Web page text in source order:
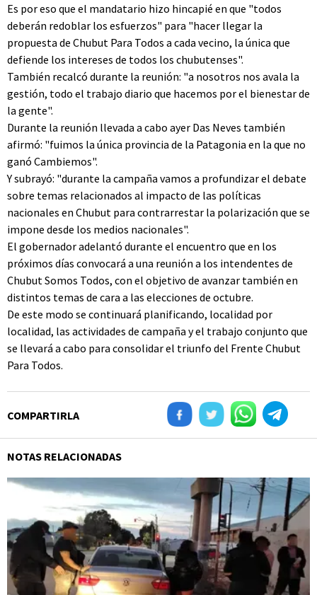
Es por eso que el mandatario hizo hincapié en que "todos
deberán redoblar los esfuerzos" para "hacer llegar la
propuesta de Chubut Para Todos a cada vecino, la única que
defiende los intereses de todos los chubutenses".
También recalcó durante la reunión: "a nosotros nos avala la
gestión, todo el trabajo diario que hacemos por el bienestar de
la gente".
Durante la reunión llevada a cabo ayer Das Neves también
afirmó: "fuimos la única provincia de la Patagonia en la que no
ganó Cambiemos".
Y subrayó: "durante la campaña vamos a profundizar el debate
sobre temas relacionados al impacto de las políticas
nacionales en Chubut para contrarrestar la polarización que se
impone desde los medios nacionales".
El gobernador adelantó durante el encuentro que en los
próximos días convocará a una reunión a los intendentes de
Chubut Somos Todos, con el objetivo de avanzar también en
distintos temas de cara a las elecciones de octubre.
De este modo se continuará planificando, localidad por
localidad, las actividades de campaña y el trabajo conjunto que
se llevará a cabo para consolidar el triunfo del Frente Chubut
Para Todos.
COMPARTIRLA
NOTAS RELACIONADAS